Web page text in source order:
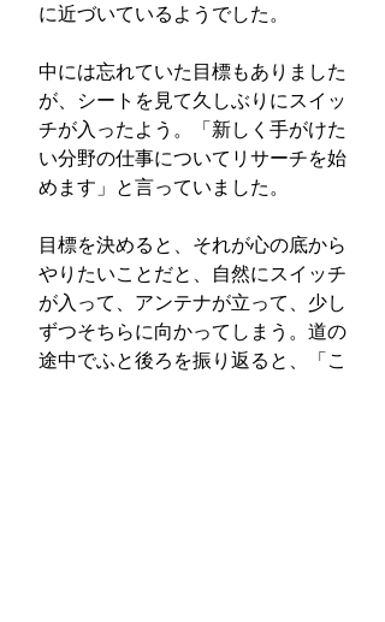
に近づいているようでした。
中には忘れていた目標もありました
が、シートを見て久しぶりにスイッ
チが入ったよう。「新しく手がけた
い分野の仕事についてリサーチを始
めます」と言っていました。
目標を決めると、それが心の底から
やりたいことだと、自然にスイッチ
が入って、アンテナが立って、少し
ずつそちらに向かってしまう。道の
途中でふと後ろを振り返ると、「こ